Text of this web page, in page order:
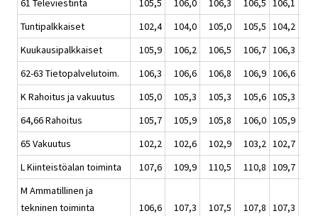
61 Televiestintä
105,5 106,0 106,3 106,5 106,1
Tuntipalkkaiset
102,4 104,0 105,0 105,5 104,2
Kuukausipalkkaiset
105,9 106,2 106,5 106,7 106,3
62-63 Tietopalvelutoim.
106,3 106,6 106,8 106,9 106,6
K Rahoitus ja vakuutus
105,0 105,3 105,3 105,6 105,3
64,66 Rahoitus
105,7 105,9 105,8 106,0 105,9
65 Vakuutus
102,2 102,6 102,9 103,2 102,7
L Kiinteistöalan toiminta
107,6 109,9 110,5 110,8 109,7
M Ammatillinen ja
tekninen toiminta
106,6 107,3 107,5 107,8 107,3